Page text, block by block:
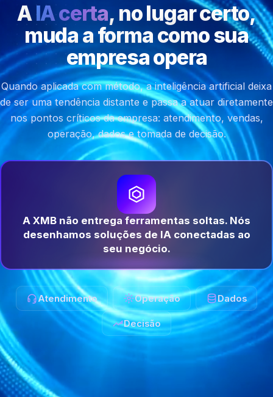
AIA certa, no lugar certo,
muda a forma como sua
empresa opera
Quando aplicada com método, a inteligência artificial deixa
de ser uma tendência distante e passa a atuar diretamente
nos pontos críticos da empresa: atendimento, vendas,
operação, dados e tomada de decisão.
A XMB não entrega ferramentas soltas. Nós
desenhamos soluções de IA conectadas ao
seu negócio.
Atendimento Operação Dados
Decisão